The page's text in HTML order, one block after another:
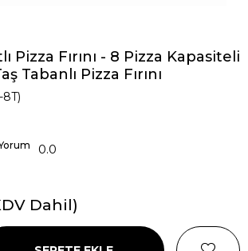
Pizza Fırını - 8 Pizza Kapasiteli
Tabanlı Pizza Fırını
8T)
0.0
Dahil)